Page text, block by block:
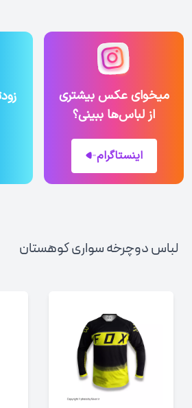
میخوای عکس بیشتری
از لباس‌ها ببینی؟
اینستاگرام
لباس دوچرخه سواری کوهستان